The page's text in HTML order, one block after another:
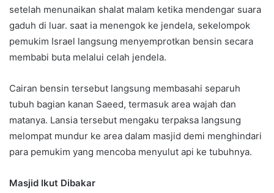
setelah menunaikan shalat malam ketika mendengar suara
gaduh di luar. saat ia menengok ke jendela, sekelompok
pemukim Israel langsung menyemprotkan bensin secara
membabi buta melalui celah jendela.
Cairan bensin tersebut langsung membasahi separuh
tubuh bagian kanan Saeed, termasuk area wajah dan
matanya. Lansia tersebut mengaku terpaksa langsung
melompat mundur ke area dalam masjid demi menghindari
para pemukim yang mencoba menyulut api ke tubuhnya.
Masjid Ikut Dibakar